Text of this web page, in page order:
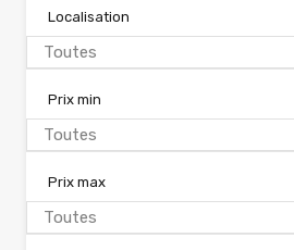
Localisation
Toutes
Prix min
Toutes
Prix max
Toutes